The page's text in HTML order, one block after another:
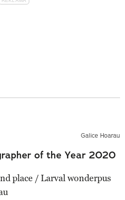
Galice Hoarau
of the Year 2020
place / Larval wonderpus